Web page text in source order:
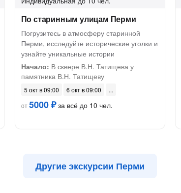
По старинным улицам Перми
Погрузитесь в атмосферу старинной
Перми, исследуйте исторические уголки и
узнайте уникальные истории
Начало: В сквере В.Н. Татищева у
памятника В.Н. Татищеву
5 окт в 09:00
6 окт в 09:00
от5000 ₽за всё до 10 чел.
Другие экскурсии Перми